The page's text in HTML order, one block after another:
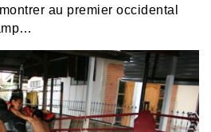
au premier occidental